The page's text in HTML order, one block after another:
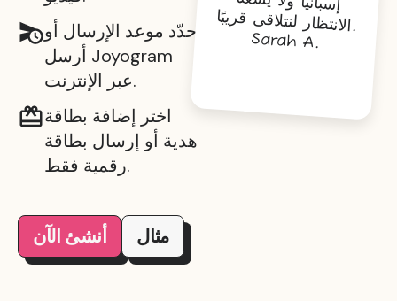
حدّد موعد الإرسال أو
أرسل Joyogram
عبر الإنترنت.
اختر إضافة بطاقة
هدية أو إرسال بطاقة
رقمية فقط.
أنشئ الآن مثال
الانتظار لنتلاقى قريبًا.
Sarah A.